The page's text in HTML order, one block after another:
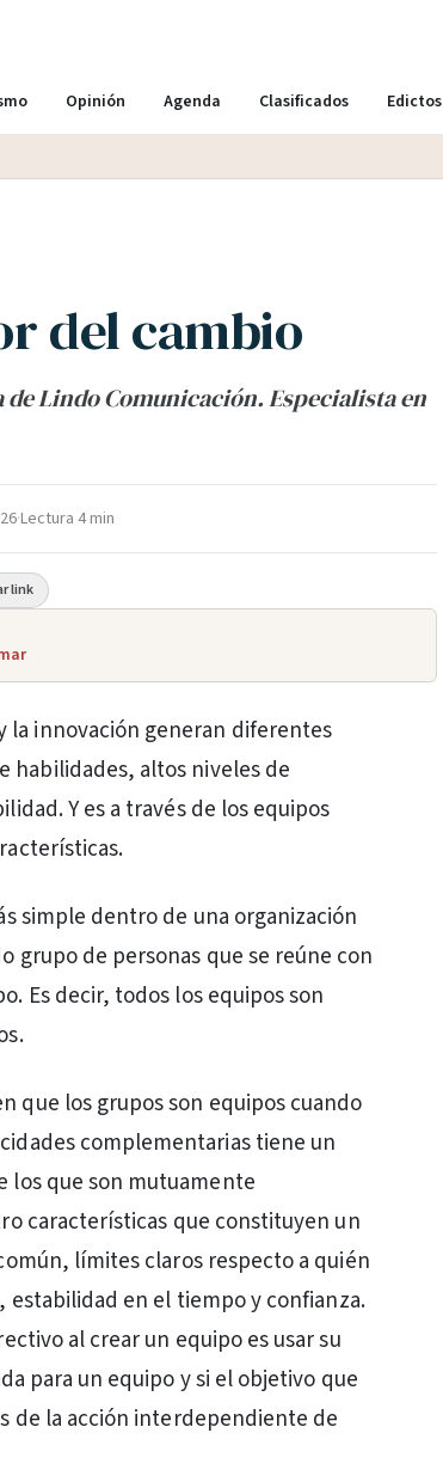
Opinión Agenda Clasificados Edictos
del cambio
Lindo Comunicación. Especialista en
·Lectura 4 min
link
la innovación generan diferentes
habilidades, altos niveles de
Y es a través de los equipos
simple dentro de una organización
grupo de personas que se reúne con
Es decir, todos los equipos son
que los grupos son equipos cuando
complementarias tiene un
los que son mutuamente
características que constituyen un
límites claros respecto a quién
en el tiempo y confianza.
al crear un equipo es usar su
para un equipo y si el objetivo que
de la acción interdependiente de